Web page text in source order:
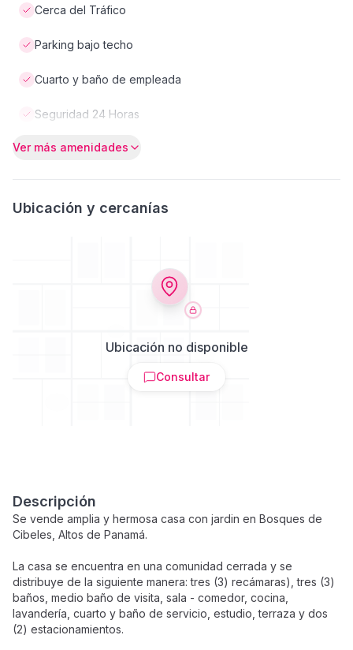
Cerca del Tráfico
Parking bajo techo
Cuarto y baño de empleada
Seguridad 24 Horas
Ver más amenidades
Ubicación y cercanías
Ubicación no disponible
Consultar
Descripción
Se vende amplia y hermosa casa con jardin en Bosques de
Cibeles, Altos de Panamá.
La casa se encuentra en una comunidad cerrada y se
distribuye de la siguiente manera: tres (3) recámaras), tres (3)
baños, medio baño de visita, sala - comedor, cocina,
lavandería, cuarto y baño de servicio, estudio, terraza y dos
(2) estacionamientos.